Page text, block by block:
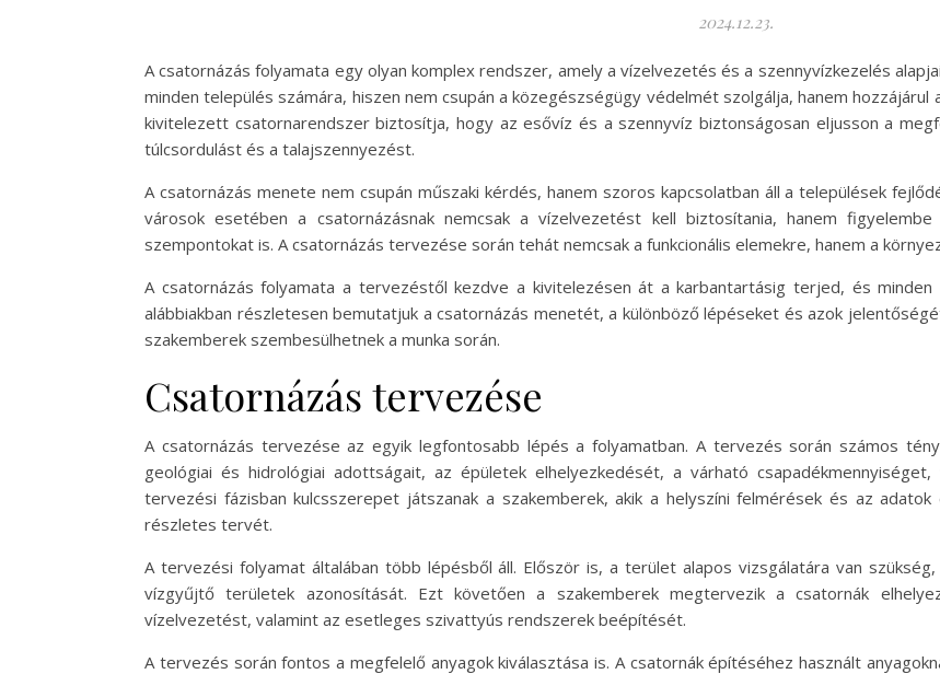
2024.12.23.
A csatornázás folyamata egy olyan komplex rendszer, amely a vízelvezetés és a szennyvízkezelés
minden település számára, hiszen nem csupán a közegészségügy védelmét szolgálja, hanem
kivitelezett csatornarendszer biztosítja, hogy az esővíz és a szennyvíz biztonságosan eljusson a
túlcsordulást és a talajszennyezést.
A csatornázás menete nem csupán műszaki kérdés, hanem szoros kapcsolatban áll a települések
városok esetében a csatornázásnak nemcsak a vízelvezetést kell biztosítania, hanem
szempontokat is. A csatornázás tervezése során tehát nemcsak a funkcionális elemekre, hanem a
A csatornázás folyamata a tervezéstől kezdve a kivitelezésen át a karbantartásig terjed, és
alábbiakban részletesen bemutatjuk a csatornázás menetét, a különböző lépéseket és azok
szakemberek szembesülhetnek a munka során.
Csatornázás tervezése
A csatornázás tervezése az egyik legfontosabb lépés a folyamatban. A tervezés során számos
geológiai és hidrológiai adottságait, az épületek elhelyezkedését, a várható
tervezési fázisban kulcsszerepet játszanak a szakemberek, akik a helyszíni felmérések és az
részletes tervét.
A tervezési folyamat általában több lépésből áll. Először is, a terület alapos vizsgálatára van
vízgyűjtő területek azonosítását. Ezt követően a szakemberek megtervezik a csatornák
vízelvezetést, valamint az esetleges szivattyús rendszerek beépítését.
A tervezés során fontos a megfelelő anyagok kiválasztása is. A csatornák építéséhez használt